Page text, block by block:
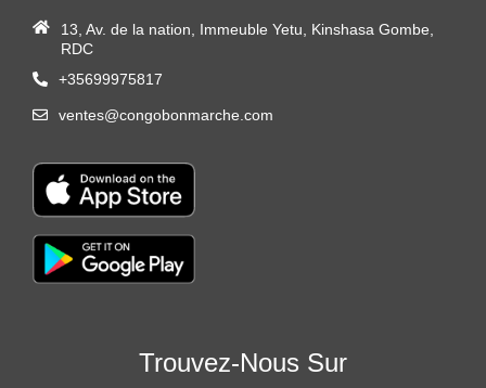
13, Av. de la nation, Immeuble Yetu, Kinshasa Gombe,
RDC
+35699975817
ventes@congobonmarche.com
Trouvez-Nous Sur